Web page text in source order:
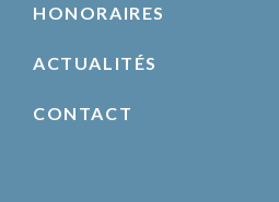
HONORAIRES
ACTUALITÉS
CONTACT